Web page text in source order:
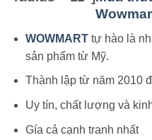
WOWMARTtự hào là
sản phẩm từ Mỹ.
Thành lập từ năm 2010
Uy tín, chất lượng và
Gía cả cạnh tranh nhất